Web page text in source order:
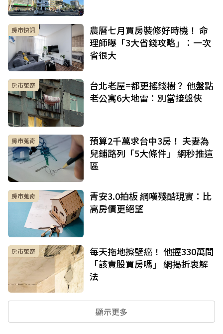
房市快訊
農曆七月買房裝修好時機！ 命
理師曝「3大省錢攻略」：一次
省很大
房市蒐奇
台北老屋=都更搖錢樹？ 他盤點
老公寓6大地雷：別當接盤俠
房市蒐奇
預算2千萬求台中3房！ 夫妻為
兒鋪路列「5大條件」 網秒推這
區
房市蒐奇
青安3.0拍板 網嘆殘酷現實：比
高房價更絕望
房市蒐奇
每天拖地擦壁癌！ 他握330萬問
「該賣股買房嗎」 網揭折衷解
法
顯示更多